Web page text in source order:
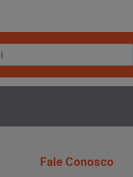
Fale Conosco